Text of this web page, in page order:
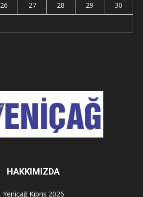
26 27 28 29
30
HAKKIMIZDA
Yeniçağ Kıbrıs 2026